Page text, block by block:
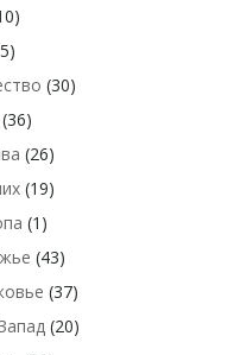
(30)
(36)
(26)
(19)
(1)
(43)
(37)
(20)